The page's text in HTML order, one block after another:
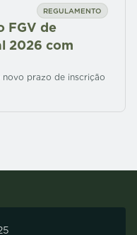
REGULAMENTO
FGV de
2026 com
novo prazo de inscrição